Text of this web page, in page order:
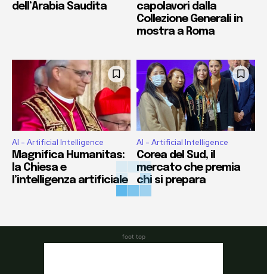
dell’Arabia Saudita
capolavori dalla
Collezione Generali in
mostra a Roma
AI - Artificial Intelligence
Magnifica Humanitas:
la Chiesa e
l’intelligenza artificiale
AI - Artificial Intelligence
Corea del Sud, il
mercato che premia
chi si prepara
foot top